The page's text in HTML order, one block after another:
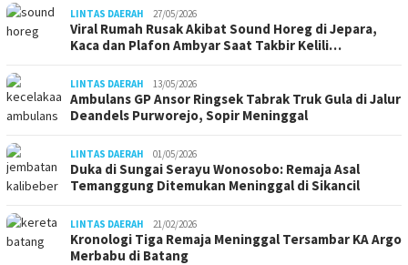
LINTAS DAERAH 27/05/2026
Viral Rumah Rusak Akibat Sound Horeg di Jepara,
Kaca dan Plafon Ambyar Saat Takbir Kelili…
LINTAS DAERAH 13/05/2026
Ambulans GP Ansor Ringsek Tabrak Truk Gula di Jalur
Deandels Purworejo, Sopir Meninggal
LINTAS DAERAH 01/05/2026
Duka di Sungai Serayu Wonosobo: Remaja Asal
Temanggung Ditemukan Meninggal di Sikancil
LINTAS DAERAH 21/02/2026
Kronologi Tiga Remaja Meninggal Tersambar KA Argo
Merbabu di Batang